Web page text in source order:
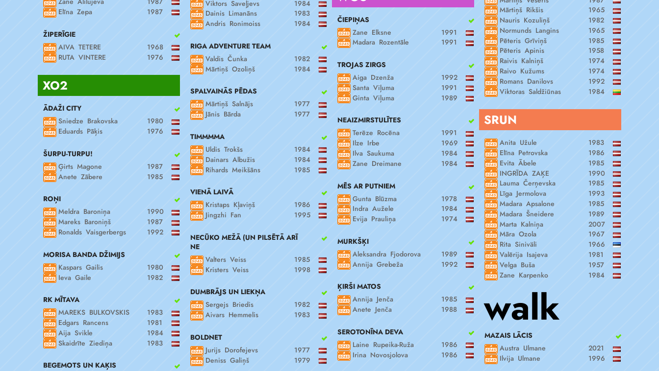
Elīna Zepa
1987
ŽIPERĪGIE
AIVA TETERE
1968
RUTA VINTERE
1976
XO2
ĀDAŽI CITY
Sniedze Brakovska
1980
Eduards Pāķis
1976
ŠURPU-TURPU!
Ģirts Magone
1987
Anete Zābere
1985
ROŅI
Meldra Baroniņa
1990
Mareks Baroniņš
1987
Ronalds Vaisgerbergs
1992
MORISA BANDA DŽIMIJS
Kaspars Gailis
1980
Ieva Gaile
1982
RK MĪTAVA
MAREKS BULKOVSKIS
1983
Edgars Rancens
1981
Aija Svikle
1984
Skaidrīte Ziediņa
1983
BEGEMOTS UN KAĶIS
Viktors Saveļjevs
1984
Dainis Limanāns
1983
Andris Ronimoiss
1984
RIGA ADVENTURE TEAM
Valdis Čunka
1982
Mārtiņš Ozoliņš
1984
SPALVAINĀS PĒDAS
Mārtiņš Salnājs
1977
Jānis Bārda
1977
TIMMMMA
Uldis Trokšs
1984
Dainars Albužis
1984
Rihards Meikšāns
1985
VIENĀ LAIVĀ
Kristaps Kļaviņš
1986
Jingzhi Fan
1995
NECŪKO MEŽĀ (UN PILSĒTĀ ARĪ
NE
Valters Veiss
1985
Kristers Veiss
1998
DUMBRĀJS UN LIEKŅA
Sergejs Briedis
1982
Aivars Hemmelis
1983
BOLDNET
Jurijs Dorofejevs
1977
Deniss Galiņš
1979
ČIEPIŅAS
Zane Elksne
1991
Madara Rozentāle
1991
TROJAS ZIRGS
Aiga Dzenža
1992
Santa Viļuma
1991
Ginta Viļuma
1989
NEAIZMIRSTULĪTES
Terēze Rocēna
1991
Ilze Irbe
1969
Ilva Saukuma
1984
Zane Dreimane
1984
MĒS AR PUTNIEM
Gunta Blūzma
1978
Indra Aužele
1984
Evija Prauliņa
1974
MURKŠĶI
Aleksandra Fjodorova
1989
Annija Grebeža
1992
ĶIRŠI MATOS
Annija Jenča
1985
Anete Jenča
1988
SEROTONĪNA DEVA
Laine Rupeika-Ruža
1986
Irina Novosjolova
1986
Mārtiņš Rikšis
1965
Nauris Kozuliņš
1982
Normunds Langins
1965
Pēteris Grīviņš
1985
Pēteris Apinis
1958
Raivis Kalniņš
1974
Raivo Kužums
1974
Romans Danilovs
1992
Viktoras Saldžiūnas
1984
SRUN
Anita Užule
1983
Elīna Petrovska
1986
Evita Ābele
1985
INGRĪDA ZAĶE
1990
Lauma Čerņevska
1985
Līga Jermolova
1993
Madara Apsalone
1985
Madara Šneidere
1989
Marta Kalniņa
2007
Māra Ozola
1967
Rita Siniväli
1966
Valērija Isajeva
1981
Velga Buša
1957
Zane Karpenko
1984
walk
MAZAIS LĀCIS
Austra Ulmane
2021
Ilvija Ulmane
1996